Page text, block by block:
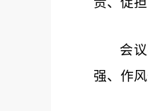
会
强、作